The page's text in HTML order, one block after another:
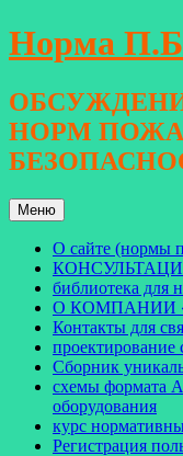
Перейти
к
Норма
НОРМ
Меню
О сайте (нормы
библиотека для
О КОМПАНИИ
Контакты для
проектирование
Сборник
схемы формата
оборудования
курс
Регистрация